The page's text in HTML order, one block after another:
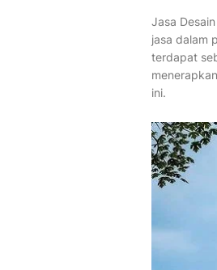
Jasa
jasa dalam
terdapat
ini.